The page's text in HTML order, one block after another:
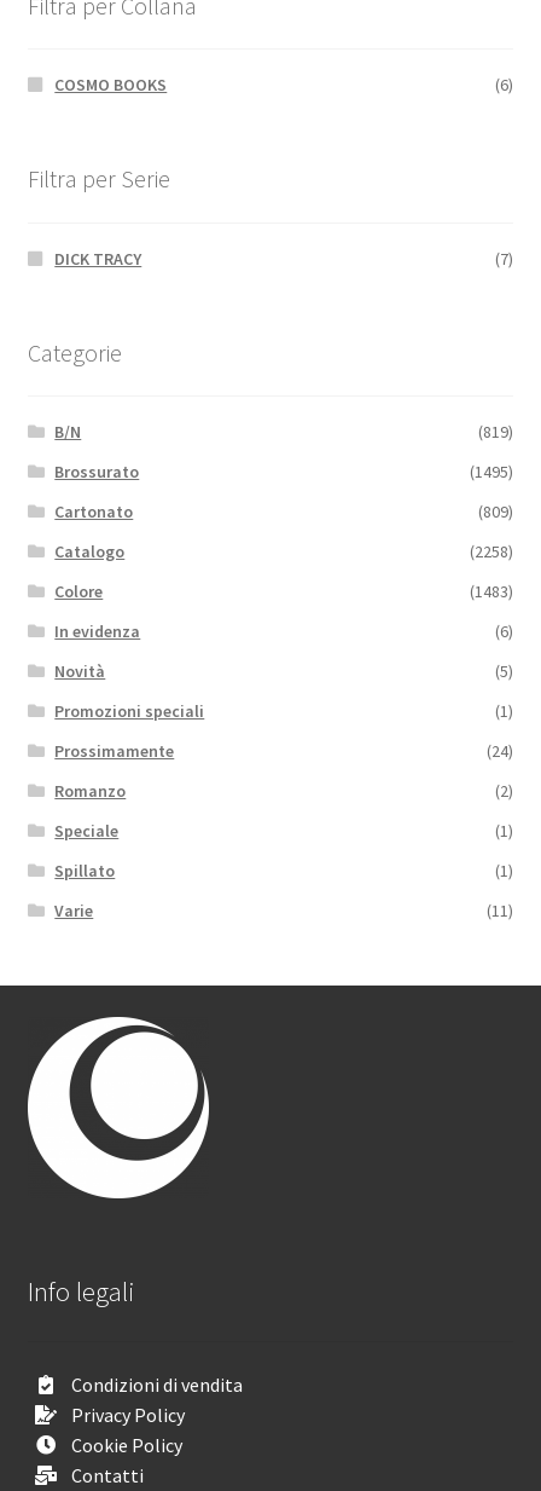
COSMO BOOKS (6)
Filtra per Serie
DICK TRACY (7)
Categorie
B/N
(819)
Brossurato
(1495)
Cartonato
(809)
Catalogo
(2258)
Colore
(1483)
In evidenza
(6)
Novità
(5)
Promozioni speciali
(1)
Prossimamente
(24)
Romanzo
(2)
Speciale
(1)
Spillato
(1)
Varie
(11)
Info legali
Condizioni di vendita
Privacy Policy
Cookie Policy
Contatti